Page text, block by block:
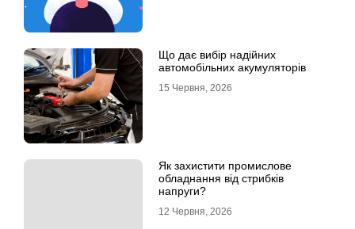
Що дає вибір надійних
автомобільних акумуляторів
15 Червня, 2026
Як захистити промислове
обладнання від стрибків
напруги?
12 Червня, 2026